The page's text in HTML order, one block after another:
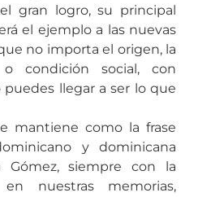
gran logro, su principal
el ejemplo a las nuevas
no importa el origen, la
condición social, con
llegar a ser lo que
mantiene como la frase
y dominicana
Gómez, siempre con la
nuestras memorias,